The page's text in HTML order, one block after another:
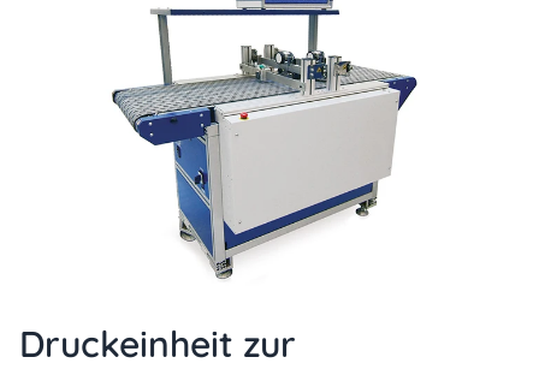
Druckeinheit zur